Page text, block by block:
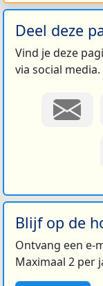
Deel deze
Vind je deze
via social media.
Blijf op de
Ontvang een e-
Maximaal 2 per